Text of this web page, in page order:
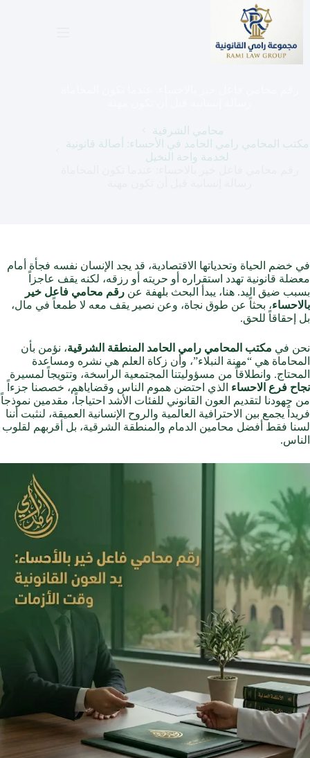
محامي الشرقية
مكتب المحامي رامي الحامد في الأحساء: أصالة قانونية
لخدمة واحة النخيل
في خضم الحياة وتحدياتها الاقتصادية، قد يجد الإنسان نفسه فجأة أمام
معضلة قانونية تهدد استقراره أو حريته أو رزقه، لكنه يقف عاجزاً
بسبب ضيق اليد. هنا، يبدأ البحث بلهفة عن رقم محامي فاعل خير
بالاحساء، بحثاً عن طوق نجاة، وعن نصير يقف معه لا طمعاً في مال،
بل إحقاقاً للحق.
نحن في مكتب المحامي رامي الحامد المنطقة الشرقية، نؤمن بأن
المحاماة هي “مهنة النبلاء”، وأن زكاة العلم هي نشره ومساعدة
المحتاج. وانطلاقاً من مسؤوليتنا المجتمعية الراسخة، وتتويجاً لمسيرة
نجاح فرع الاحساء الذي احتضن هموم الناس وقضاياهم، خصصنا جزءاً
من جهودنا لتقديم العون القانوني للفئات الأشد احتياجاً، مقدمين نموذجاً
فريداً يجمع بين الاحترافية العالمية والروح الإنسانية العميقة، لنثبت أننا
لسنا فقط أفضل محامين الدمام والمنطقة الشرقية، بل أقربهم لقلوب
الناس.